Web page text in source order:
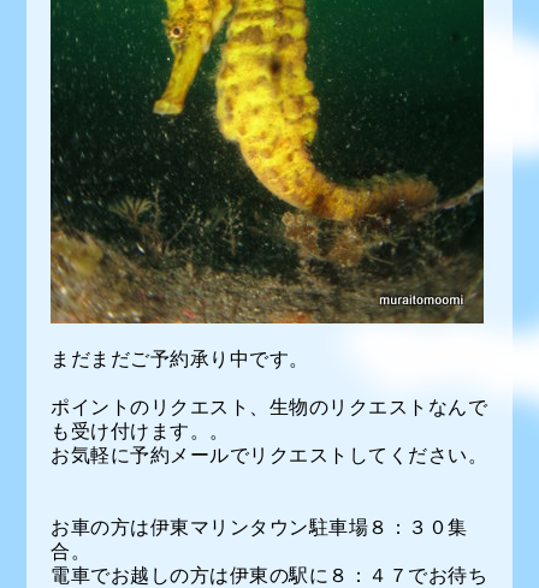
まだまだご予約承り中です。
ポイントのリクエスト、生物のリクエストなんで
も受け付けます。。
お気軽に予約メールでリクエストしてください。
お車の方は伊東マリンタウン駐車場８：３０集
合。
電車でお越しの方は伊東の駅に８：４７でお待ち